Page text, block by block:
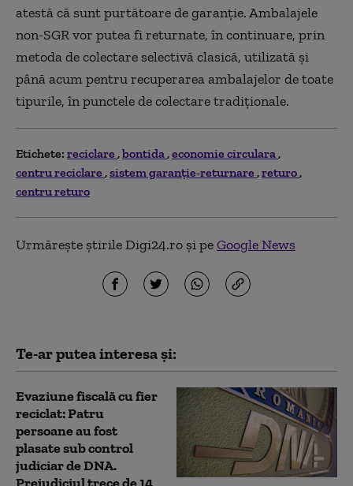
atestă că sunt purtătoare de garanție. Ambalajele
non-SGR vor putea fi returnate, în continuare, prin
metoda de colectare selectivă clasică, utilizată și
până acum pentru recuperarea ambalajelor de toate
tipurile, în punctele de colectare tradiționale.
Etichete: reciclare bontida economie circulara
centru reciclare sistem garanție-returnare returo
centru returo
Urmărește știrile Digi24.ro și peGoogle News
Te-ar putea interesa și:
Evaziune fiscală cu fier
reciclat: Patru
persoane au fost
plasate sub control
judiciar de DNA.
Prejudiciul trece de 14